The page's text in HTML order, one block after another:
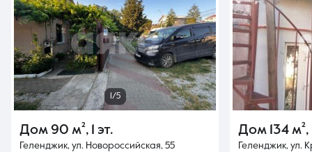
1/5
Дом 90 м², 1 эт.
Геленджик, ул. Новороссийская, 55
Дом 134 м²,
Геленджик, ул.